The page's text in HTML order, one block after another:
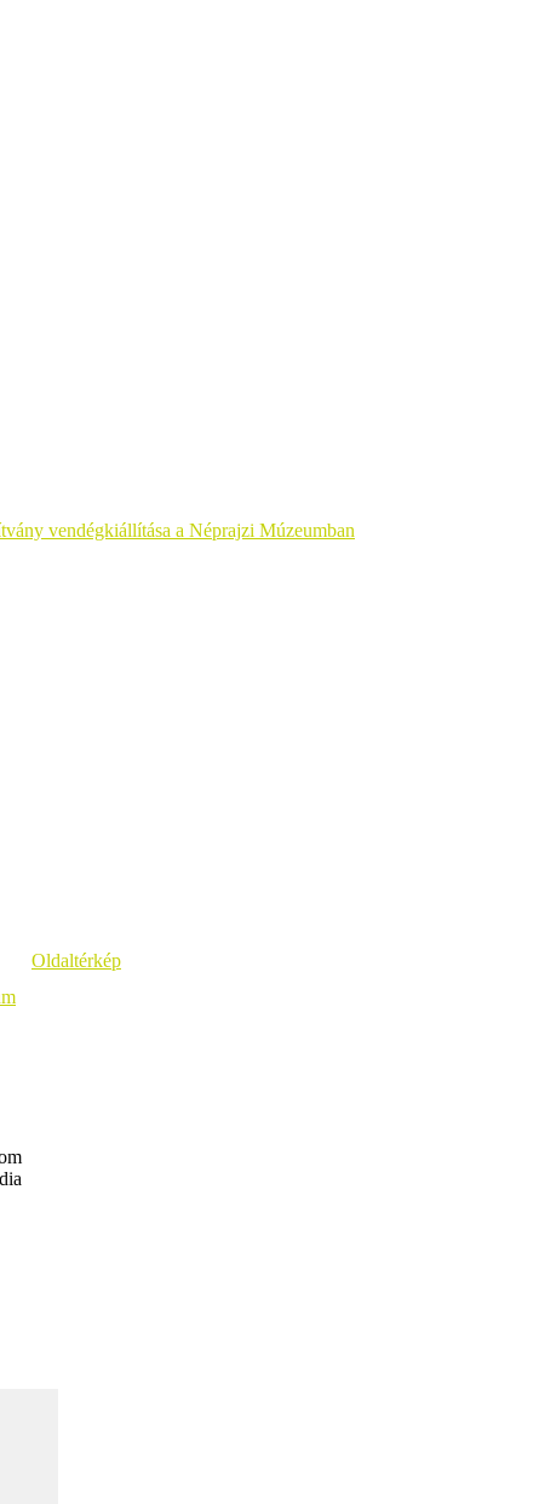
vendégkiállítása a Néprajzi Múzeumban
Oldaltérkép